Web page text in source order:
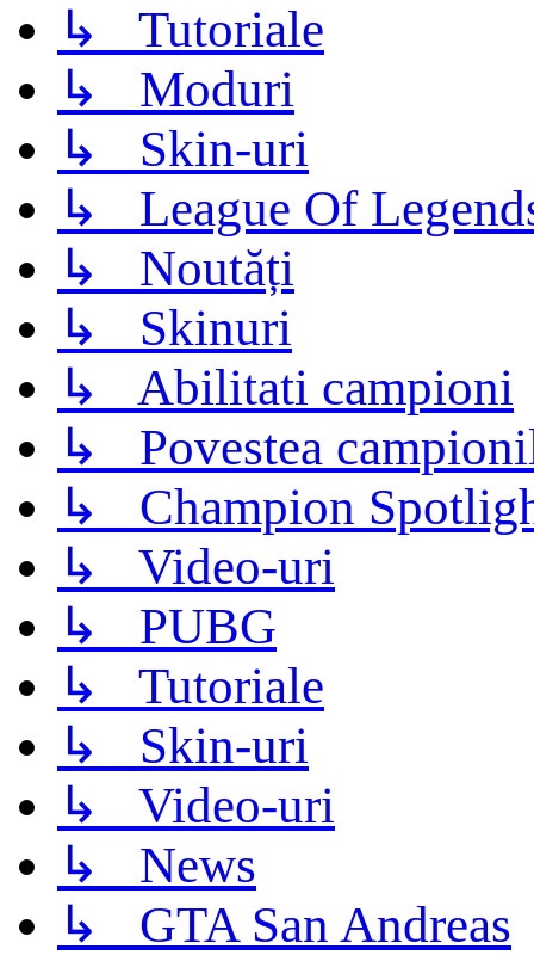
↳ Tutoriale
↳ Moduri
↳ Skin-uri
↳ League Of
↳ Noutăți
↳ Skinuri
↳ Abilitati campioni
↳ Povestea
↳ Champion
↳ Video-uri
↳ PUBG
↳ Tutoriale
↳ Skin-uri
↳ Video-uri
↳ News
↳ GTA San Andreas